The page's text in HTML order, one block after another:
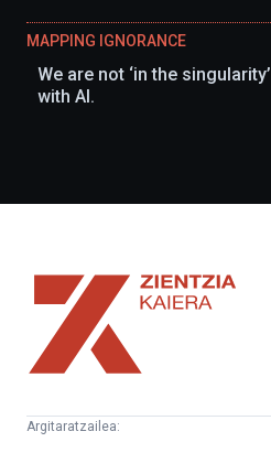
MAPPING IGNORANCE
We are not ‘in the singularity’
with AI.
Zientzia
Kaiera
Argitaratzailea: